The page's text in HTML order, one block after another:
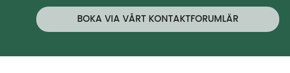
BOKA VIA VÅRT KONTAKTFORUMLÄR